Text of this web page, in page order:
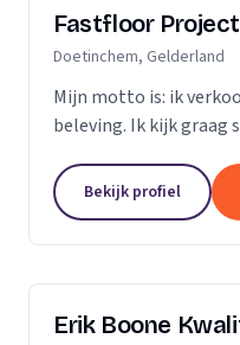
Fastfloor
Doetinchem, Gelderland
Mijn motto is: ik
beleving. Ik kijk graag
luister. Niet de stalen
Bekijk profiel
Erik Boone